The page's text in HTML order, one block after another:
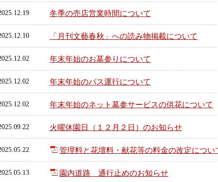
冬季の売店営業時間について
「月刊文藝春秋」への読み物掲載について
年末年始のお墓参りについて
年末年始のバス運行について
年末年始のネット墓参サービスの供花について
火曜休園日（１２月２日）のお知らせ
管理料と花壇料・献花等の料金の改定につい
園内道路 通行止めのお知らせ